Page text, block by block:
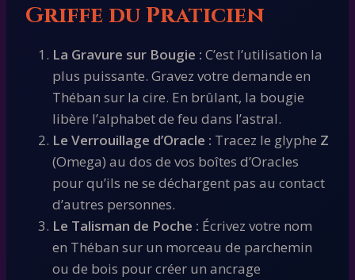
Griffe du Praticien
La Gravure sur Bougie : C’est l’utilisation la
plus puissante. Gravez votre demande en
Théban sur la cire. En brûlant, la bougie
libère l’alphabet de feu dans l’astral.
Le Verrouillage d’Oracle : Tracez le glyphe Z
(Omega) au dos de vos boîtes d’Oracles
pour qu’ils ne se déchargent pas au contact
d’autres personnes.
Le Talisman de Poche : Écrivez votre nom
en Théban sur un morceau de parchemin
ou de bois pour créer un ancrage